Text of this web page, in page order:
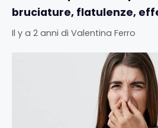
bruciature, flatulenze,
Il y a 2 anni di Valentina Ferro